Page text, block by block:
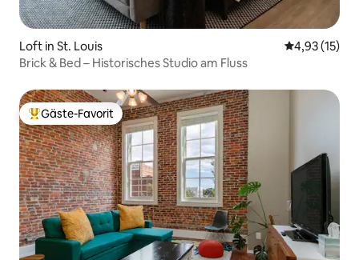
Loft in St. Louis
4,93 (15)
Brick & Bed – Historisches Studio am Fluss
Beliebter Gäste-Favorit.
Gäste-Favorit